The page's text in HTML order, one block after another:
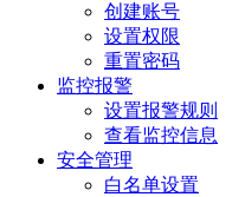
创建账号
设置权限
重置密码
监控报警
设置报警规则
查看监控信息
安全管理
白名单设置